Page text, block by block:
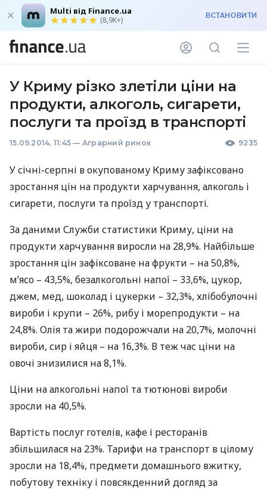
Multi від Finance.ua
(8,9K+) ВСТАНОВИТИ
У Криму різко злетіли ціни на
продукти, алкоголь, сигарети,
послуги та проїзд в транспорті
15.09.2014, 11:45 — Аграрний ринок 9235
У січні-серпні в окупованому Криму зафіксовано
зростання цін на продукти харчування, алкоголь і
сигарети, послуги та проїзд у транспорті.
За даними Служби статистики Криму, ціни на
продукти харчування виросли на 28,9%. Найбільше
зростання цін зафіксоване на фрукти – на 50,8%,
м’ясо – 43,5%, безалкогольні напої – 33,6%, цукор,
джем, мед, шоколад і цукерки – 32,3%, хлібобулочні
вироби і крупи – 26%, рибу і морепродукти – на
24,8%. Олія та жири подорожчали на 20,7%, молочні
вироби, сир і яйця – на 16,3%. В теж час ціни на
овочі знизилися на 8,1%.
Ціни на алкогольні напої та тютюнові вироби
зросли на 40,5%.
Вартість послуг готелів, кафе і ресторанів
збільшилася на 23%. Тарифи на транспорт в цілому
зросли на 18,4%, предмети домашнього вжитку,
побутову техніку і повсякденний догляд за